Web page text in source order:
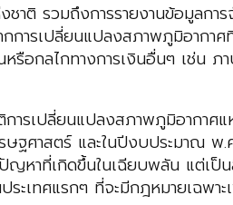
ติ รวมถึงการรายงานข้อมูลกา
ารเปลี่ยนแปลงสภาพภูมิอากาศ
อกลไกทางการเงินอื่นๆ เช่น ภ
ารเปลี่ยนแปลงสภาพภูมิอากา
ษฐศาสตร์ และในปีงบประมาณ
หาที่เกิดขึ้นในเฉียบพลัน แต่เป็
ทศแรกๆ ที่จะมีกฎหมายเฉพาะ